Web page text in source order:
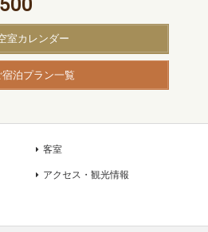
室カレンダー
宿泊プラン一覧
客室
アクセス・観光情報